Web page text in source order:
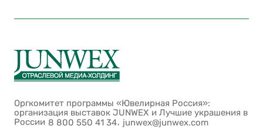
Оргкомитет программы «Ювелирная Россия»:
организация выставок JUNWEX и Лучшие украшения в
России 8 800 550 41 34, junwex@junwex.com